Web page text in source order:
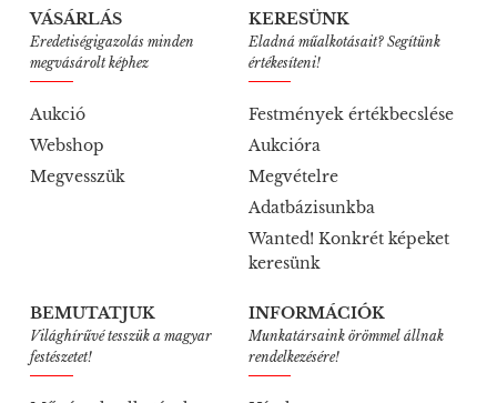
VÁSÁRLÁS
Eredetiségigazolás minden
megvásárolt képhez
Aukció
Webshop
Megvesszük
KERESÜNK
Eladná műalkotásait? Segítünk
értékesíteni!
Festmények értékbecslése
Aukcióra
Megvételre
Adatbázisunkba
Wanted! Konkrét képeket
keresünk
BEMUTATJUK
Világhírűvé tesszük a magyar
festészetet!
INFORMÁCIÓK
Munkatársaink örömmel állnak
rendelkezésére!